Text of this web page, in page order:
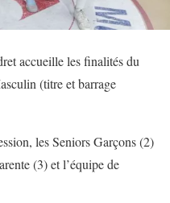
accueille les finalités du
(titre et barrage
les Seniors Garçons (2)
(3) et l’équipe de